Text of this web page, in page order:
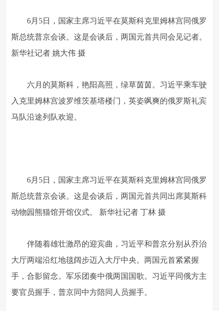
6月5日，国家主席习近平在莫斯科克里姆林宫同俄罗
斯总统普京会谈。这是会谈后，两国元首共同会见记者。
新华社记者 姚大伟 摄
六月的莫斯科，艳阳高照，绿草茵茵。习近平乘车驶
入克里姆林宫波罗维茨基塔楼门，英姿飒爽的俄罗斯礼宾
马队沿途列队欢迎。
6月5日，国家主席习近平在莫斯科克里姆林宫同俄罗
斯总统普京会谈。这是会谈后，两国元首共同出席莫斯科
动物园熊猫馆开馆仪式。 新华社记者 丁林 摄
伴随着雄壮激昂的迎宾曲，习近平和普京分别从乔治
大厅两端沿红地毯阔步迈入大厅中央。两国元首紧紧握
手，合影留念。军乐团奏中俄两国国歌。习近平同俄方主
要官员握手，普京同中方陪同人员握手。